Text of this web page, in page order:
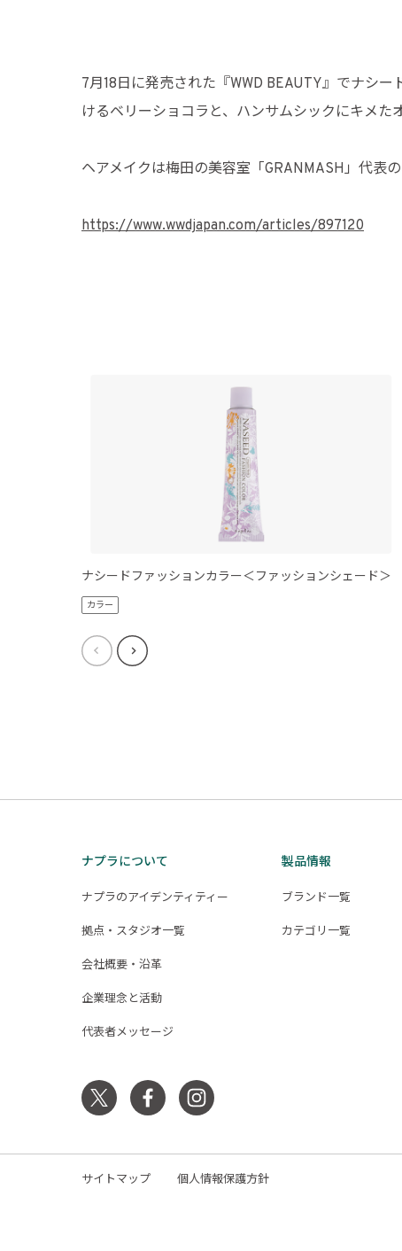
7月18日に発売された『WWD BEAUTY』でナシ
けるベリーショコラと、ハンサムシックにキメた
ヘアメイクは梅田の美容室「GRANMASH」代表
https://www.wwdjapan.com/articles/897120
ナシードファッションカラー＜ファッションシェード＞
カラー
ナプラについて
ナプラのアイデンティティー
拠点・スタジオ一覧
会社概要・沿革
企業理念と活動
代表者メッセージ
製品情報
ブランド一覧
カテゴリ一覧
サイトマップ 個人情報保護方針